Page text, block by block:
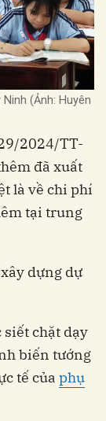
(Ảnh: Huyên
2024/TT-
đã xuất
là về chi phí
tại trung
dựng dự
siết chặt dạy
biến tướng
tế của phụ